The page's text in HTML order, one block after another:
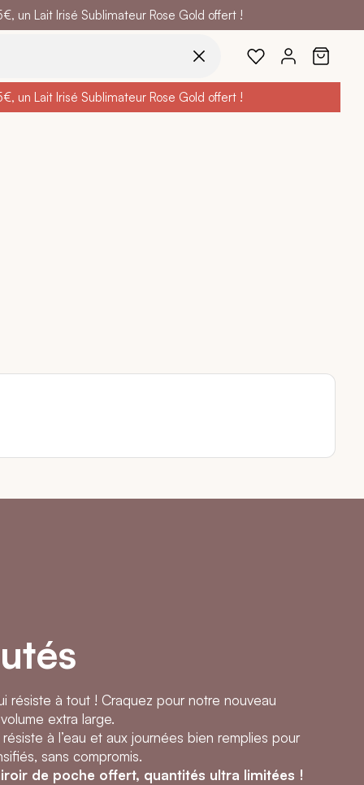
BELLEBIO
un Lait Irisé Sublimateur Rose Gold offert !
BELLEBIO
un Lait Irisé Sublimateur Rose Gold offert !
résiste à tout ! Craquez pour notre nouveau
volume extra large.
à l’eau et aux journées bien remplies pour
sans compromis.
de poche offert, quantités ultra limitées !